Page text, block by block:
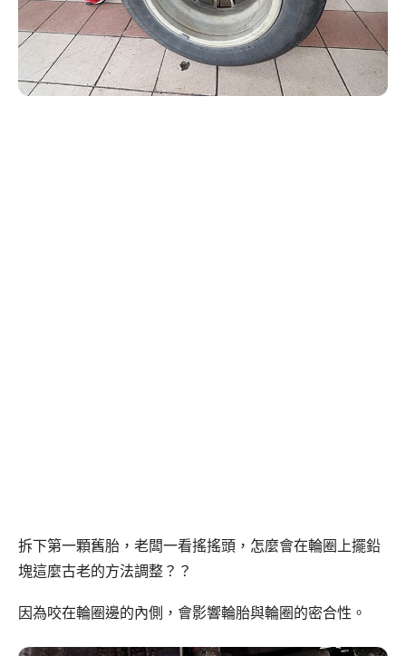
拆下第一顆舊胎，老闆一看搖搖頭，怎麼會在輪圈上擺鉛
塊這麼古老的方法調整？？
因為咬在輪圈邊的內側，會影響輪胎與輪圈的密合性。